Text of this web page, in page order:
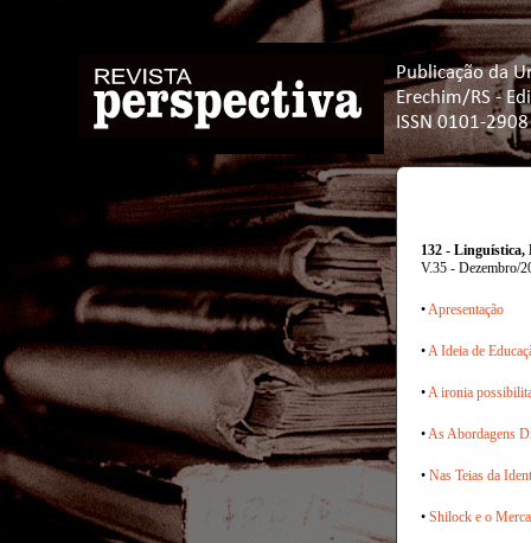
Publicação da
Erechim/RS -
ISSN 0101-2908
132 - Linguística,
V.35 - Dezembro/
•Apresentação
•A Ideia de
•A ironia
•As Abordagens
• Nas Teias da
• Shilock e o